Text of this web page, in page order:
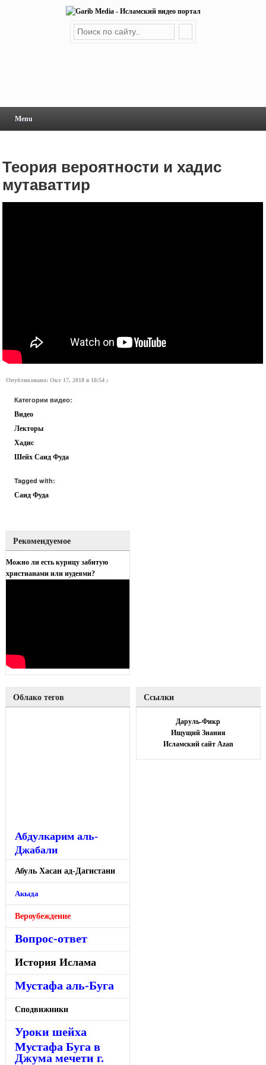
Menu
Категории видео:
Видео
Лекторы
Хадис
Шейх Саид Фуда
Tagged with:
Саид Фуда
Теория вероятности и хадис
мутаваттир
Опубликовано: Окт 17, 2018 в 18:54 ;
Рекомендуемое
Можно ли есть курицу забитую
христианами или иудеями?
Облако тегов
Абдулкарим аль-
Джабали
Абуль Хасан ад-Дагистани
Акыда
Вероубеждение
Вопрос-ответ
История Ислама
Мустафа аль-Буга
Сподвижники
Уроки шейха
Мустафа Буга в
Джума мечети г.
Ссылки
Даруль-Фикр
Ищущий Знания
Исламский сайт Azan